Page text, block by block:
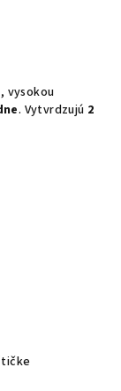
vysokou
. Vytvrdzujú 2